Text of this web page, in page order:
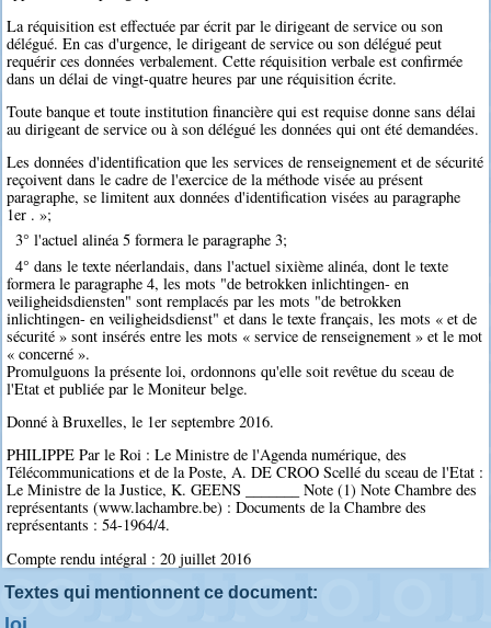
La réquisition est effectuée par écrit par le dirigeant de service ou son
délégué. En cas d'urgence, le dirigeant de service ou son délégué peut
requérir ces données verbalement. Cette réquisition verbale est confirmée
dans un délai de vingt-quatre heures par une réquisition écrite.
Toute banque et toute institution financière qui est requise donne sans délai
au dirigeant de service ou à son délégué les données qui ont été demandées.
Les données d'identification que les services de renseignement et de sécurité
reçoivent dans le cadre de l'exercice de la méthode visée au présent
paragraphe, se limitent aux données d'identification visées au paragraphe
1er . »;
3° l'actuel alinéa 5 formera le paragraphe 3;
4° dans le texte néerlandais, dans l'actuel sixième alinéa, dont le texte
formera le paragraphe 4, les mots "de betrokken inlichtingen- en
veiligheidsdiensten" sont remplacés par les mots "de betrokken
inlichtingen- en veiligheidsdienst" et dans le texte français, les mots « et de
sécurité » sont insérés entre les mots « service de renseignement » et le mot
« concerné ».
Promulguons la présente loi, ordonnons qu'elle soit revêtue du sceau de
l'Etat et publiée par le Moniteur belge.
Donné à Bruxelles, le 1er septembre 2016.
PHILIPPE Par le Roi : Le Ministre de l'Agenda numérique, des
Télécommunications et de la Poste, A. DE CROO Scellé du sceau de l'Etat :
Le Ministre de la Justice, K. GEENS _______ Note (1) Note Chambre des
représentants (www.lachambre.be) : Documents de la Chambre des
représentants : 54-1964/4.
Compte rendu intégral : 20 juillet 2016
Textes qui mentionnent ce document: